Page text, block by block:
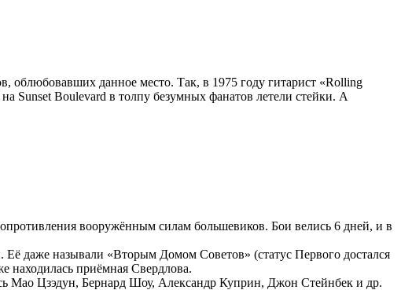
облюбовавших данное место. Так, в 1975 году гитарист «Rolling
Sunset Boulevard в толпу безумных фанатов летели стейки. А
вооружённым силам большевиков. Бои велись 6 дней, и в
Её даже называли «Вторым Домом Советов» (статус Первого достался
находилась приёмная Свердлова.
Мао Цзэдун, Бернард Шоу, Александр Куприн, Джон Стейнбек и др.